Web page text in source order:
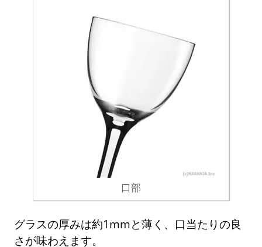
口部
グラスの厚みは約1mmと薄く、口当たりの良
さが味わえます。